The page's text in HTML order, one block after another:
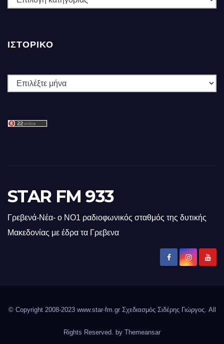
ΙΣΤΟΡΙΚΌ
Ιστορικό
STAR FM 933
Γρεβενά-Νέα- ο ΝΟ1 ραδιοφωνικός σταθμός της δυτικής
Μακεδονίας με έδρα τα Γρεβενα
© Copyright 2008-2023 www.star-fm.gr Σχεδιασμός Σιδέρης Γιώργος. All
Rights Reserved. by Themeansar